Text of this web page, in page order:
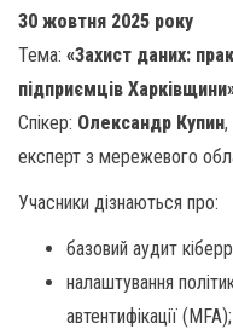
30 жовтня 2025 року
Тема: «Захист даних:
підприємців
Спікер: Олександр Купин,
експерт з мережевого
Учасники дізнаються про:
базовий аудит
налаштування
автентифікації (MFA);